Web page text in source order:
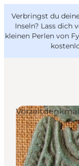
Verbringst du
Inseln? Lass dich
kleinen Perlen von
Reise Ideen
Outdoor &
Essen &
VisitFyn
Deutsch